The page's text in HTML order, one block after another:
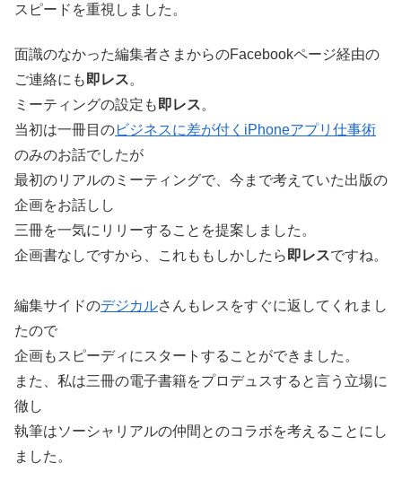
スピードを重視しました。
面識のなかった編集者さまからのFacebookページ経由の
ご連絡にも 即レス。
ミーティングの設定も 即レス。
当初は一冊目のビジネスに差が付くiPhoneアプリ仕事術
のみのお話でしたが
最初のリアルのミーティングで、今まで考えていた出版の
企画をお話しし
三冊を一気にリリーすることを提案しました。
企画書なしですから、これももしかしたら 即レスですね。
編集サイドのデジカルさんもレスをすぐに返してくれまし
たので
企画もスピーディにスタートすることができました。
また、私は三冊の電子書籍をプロデュスすると言う立場に
徹し
執筆はソーシャリアルの仲間とのコラボを考えることにし
ました。